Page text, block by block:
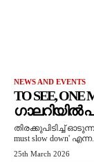
NEWS AND EVENTS
TO SEE,
ഗാലറിയിൽ
തിരക്കുപിടിച്ച്
must slow down'
25th March 2026